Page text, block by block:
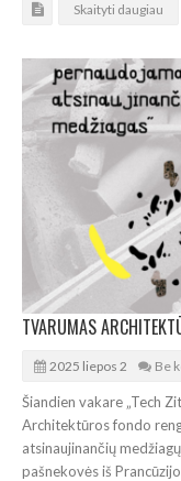
Skaityti daugiau
2025 liepos 2 Be
Šiandien vakare „Tech
Architektūros fondo
atsinaujinančių
pašnekovės iš